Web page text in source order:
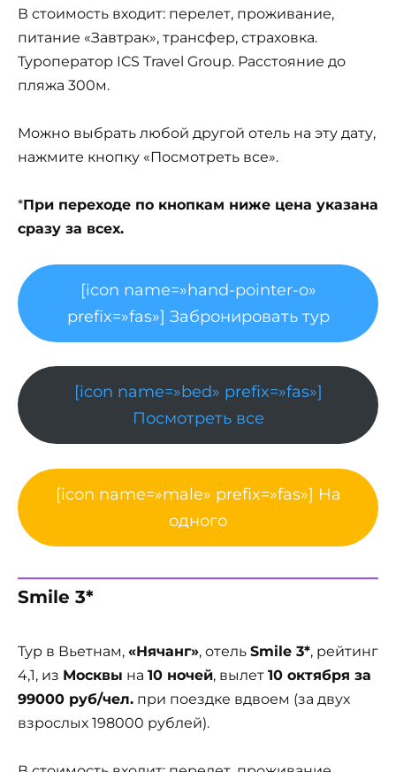
В стоимость входит: перелет, проживание,
питание «Завтрак», трансфер, страховка.
Туроператор ICS Travel Group. Расстояние до
пляжа 300м.
Можно выбрать любой другой отель на эту дату,
нажмите кнопку «Посмотреть все».
*При переходе по кнопкам ниже цена указана
сразу за всех.
[icon name=»hand-pointer-o»
prefix=»fas»] Забронировать тур
[icon name=»bed» prefix=»fas»]
Посмотреть все
[icon name=»male» prefix=»fas»] На
одного
Smile 3*
Тур в Вьетнам, «Нячанг», отель Smile 3*, рейтинг
4,1, из Москвы на 10 ночей, вылет 10 октября за
99000 руб/чел. при поездке вдвоем (за двух
взрослых 198000 рублей).